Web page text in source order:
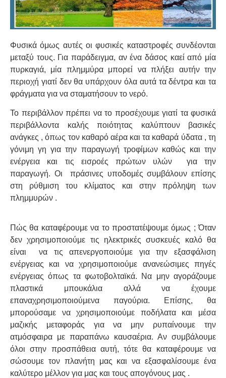
Φυσικά όμως αυτές οι φυσικές καταστροφές συνδέονται
μεταξύ τους. Για παράδειγμα, αν ένα δάσος καεί από μία
πυρκαγιά, μία πλημμύρα μπορεί να πλήξει αυτήν την
περιοχή γιατί δεν θα υπάρχουν όλα αυτά τα δέντρα και τα
φράγματα για να σταματήσουν το νερό.
Το περιβάλλον πρέπει να το προσέχουμε γιατί τα φυσικά
περιβάλλοντα καλής ποιότητας καλύπτουν βασικές
ανάγκες , όπως τον καθαρό αέρα και τα καθαρά ύδατα , τη
γόνιμη γη για την παραγωγή τροφίμων καθώς και την
ενέργεια και τις εισροές πρώτων υλών για την
παραγωγή. Οι πράσινες υποδομές συμβάλουν επίσης
στη ρύθμιση του κλίματος και στην πρόληψη των
πλημμυρών .
Πώς θα καταφέρουμε να το προστατέψουμε όμως ; Όταν
δεν χρησιμοποιούμε τις ηλεκτρικές συσκευές καλό θα
είναι να τις απενεργοποιούμε για την εξασφάλιση
ενέργειας και να χρησιμοποιούμε ανανεώσιμες πηγές
ενέργειας όπως τα φωτοβολταϊκά. Να μην αγοράζουμε
πλαστικά μπουκάλια αλλά να έχουμε
επαναχρησιμοποιούμενα παγούρια. Επίσης, θα
μπορούσαμε να χρησιμοποιούμε ποδήλατα και μέσα
μαζικής μεταφοράς για να μην ρυπαίνουμε την
ατμόσφαιρα με παραπάνω καυσαέρια. Αν συμβάλουμε
όλοι στην προσπάθεια αυτή, τότε θα καταφέρουμε να
σώσουμε τον πλανήτη μας και να εξασφαλίσουμε ένα
καλύτερο μέλλον για μας και τους απογόνους μας .